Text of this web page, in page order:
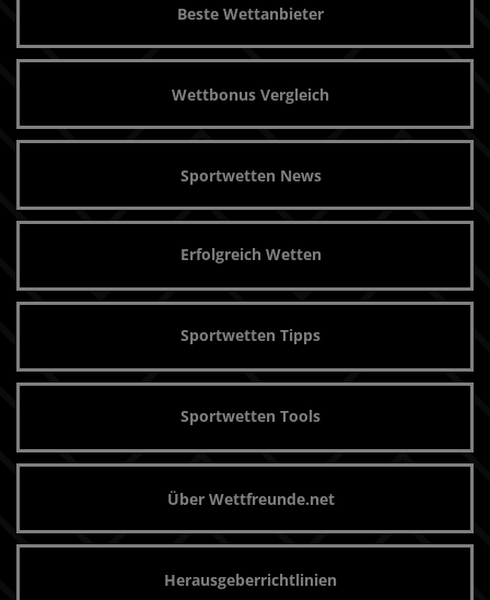
Beste Wettanbieter
Wettbonus Vergleich
Sportwetten News
Erfolgreich Wetten
Sportwetten Tipps
Sportwetten Tools
Über Wettfreunde.net
Herausgeberrichtlinien